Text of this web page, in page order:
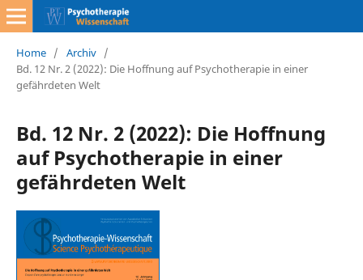
Home / Archiv /
Bd. 12 Nr. 2 (2022): Die Hoffnung auf Psychotherapie in einer
gefährdeten Welt
Bd. 12 Nr. 2 (2022): Die Hoffnung
auf Psychotherapie in einer
gefährdeten Welt